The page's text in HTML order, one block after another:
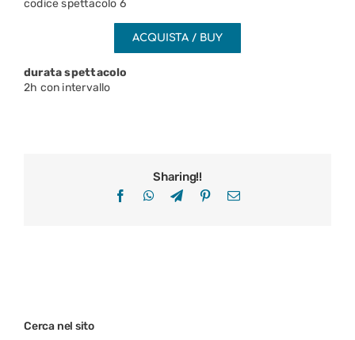
codice spettacolo 6
ACQUISTA / BUY
durata spettacolo
2h con intervallo
Sharing!!
FacebookWhatsApp
TelegramPinterestEmail
Cerca nel sito